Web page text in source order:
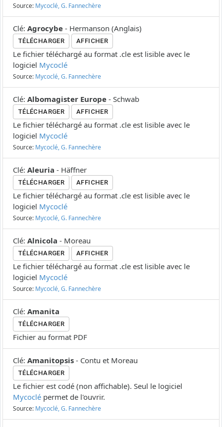
Source: Mycoclé, G. Fannechère
Clé: Agrocybe - Hermanson (Anglais)
TÉLÉCHARGER AFFICHER
Le fichier téléchargé au format .cle est lisible avec le
logiciel Mycoclé
Source: Mycoclé, G. Fannechère
Clé: Albomagister Europe - Schwab
TÉLÉCHARGER AFFICHER
Le fichier téléchargé au format .cle est lisible avec le
logiciel Mycoclé
Source: Mycoclé, G. Fannechère
Clé: Aleuria - Häffner
TÉLÉCHARGER AFFICHER
Le fichier téléchargé au format .cle est lisible avec le
logiciel Mycoclé
Source: Mycoclé, G. Fannechère
Clé: Alnicola - Moreau
TÉLÉCHARGER AFFICHER
Le fichier téléchargé au format .cle est lisible avec le
logiciel Mycoclé
Source: Mycoclé, G. Fannechère
Clé: Amanita
TÉLÉCHARGER
Fichier au format PDF
Clé: Amanitopsis - Contu et Moreau
TÉLÉCHARGER
Le fichier est codé (non affichable). Seul le logiciel
Mycoclé permet de l'ouvrir.
Source: Mycoclé, G. Fannechère